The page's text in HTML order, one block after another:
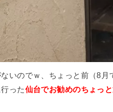
いのでｗ、ちょっと前（8
った仙台でお勧めのちょっ